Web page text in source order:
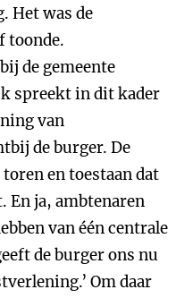
Het was de
toonde.
de gemeente
spreekt in dit kader
van
de burger. De
en toestaan dat
En ja, ambtenaren
van één centrale
de burger ons nu
Om daar